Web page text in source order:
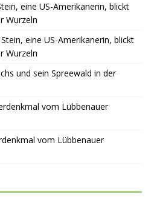
eine US-Amerikanerin, blickt
Wurzeln
eine US-Amerikanerin, blickt
Wurzeln
und sein Spreewald in der
vom Lübbenauer
vom Lübbenauer